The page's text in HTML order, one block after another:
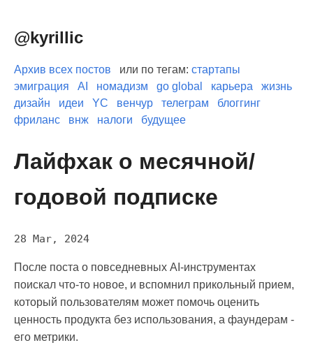
@kyrillic
Архив всех постов или по тегам: стартапы
эмиграция
AI номадизм go global карьера
жизнь
дизайн
идеи YC венчур телеграм
блоггинг
фриланс
внж налоги будущее
Лайфхак о месячной/
годовой подписке
28 Mar, 2024
После поста о повседневных AI-инструментах
поискал что-то новое, и вспомнил прикольный прием,
который пользователям может помочь оценить
ценность продукта без использования, а фаундерам -
его метрики.